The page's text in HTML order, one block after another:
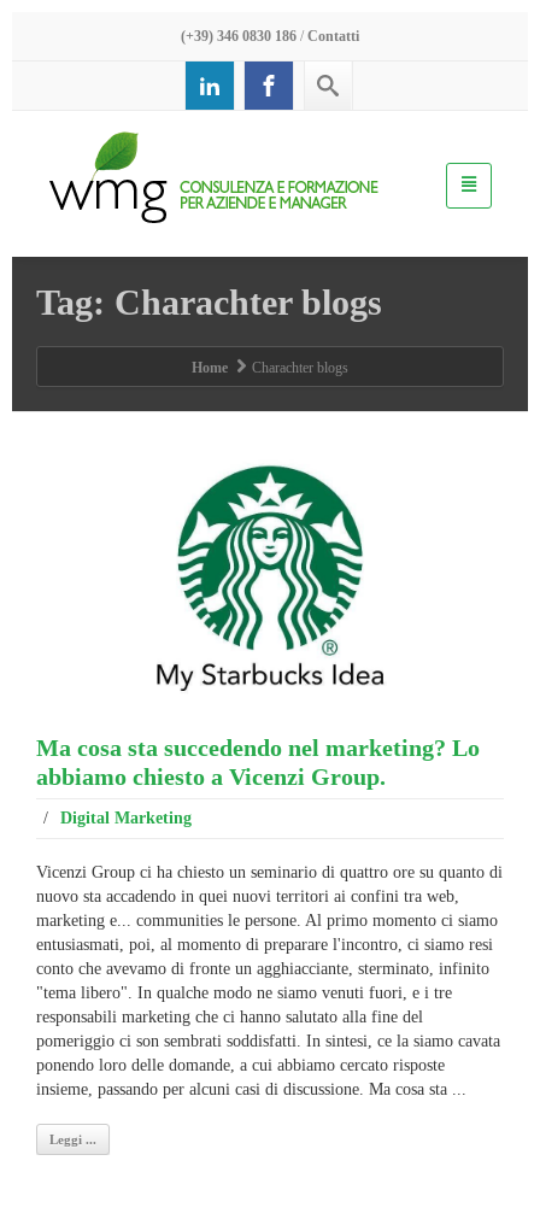
(+39) 346 0830 186 / Contatti
Tag: Charachter blogs
Home Charachter blogs
Ma cosa sta succedendo nel marketing? Lo
abbiamo chiesto a Vicenzi Group.
/ Digital Marketing
Vicenzi Group ci ha chiesto un seminario di quattro ore su quanto di
nuovo sta accadendo in quei nuovi territori ai confini tra web,
marketing e... communities le persone. Al primo momento ci siamo
entusiasmati, poi, al momento di preparare l'incontro, ci siamo resi
conto che avevamo di fronte un agghiacciante, sterminato, infinito
"tema libero". In qualche modo ne siamo venuti fuori, e i tre
responsabili marketing che ci hanno salutato alla fine del
pomeriggio ci son sembrati soddisfatti. In sintesi, ce la siamo cavata
ponendo loro delle domande, a cui abbiamo cercato risposte
insieme, passando per alcuni casi di discussione. Ma cosa sta ...
Leggi ...